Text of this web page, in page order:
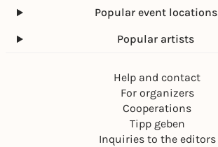
Popular event locations
Popular artists
Help and contact
For organizers
Cooperations
Tipp geben
Inquiries to the editors